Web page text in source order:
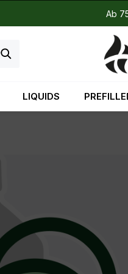
Ab
LIQUIDS